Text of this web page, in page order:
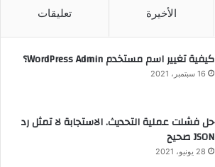
الأخيرة تعليقات
كيفية تغيير اسم مستخدم WordPress Admin؟
16 سبتمبر، 2021
حل فشلت عملية التحديث. الاستجابة لا تمثل رد
JSON صحيح
28 يونيو، 2021